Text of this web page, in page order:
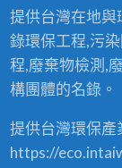
提供台灣在地
錄環保工程,污
程,廢棄物檢測,
構團體的名錄。
提供台灣環保產
https://